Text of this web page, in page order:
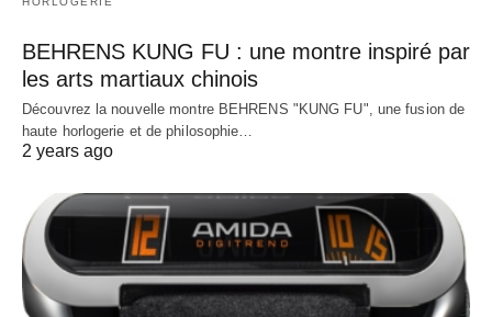
BEHRENS KUNG FU : une montre inspiré par
les arts martiaux chinois
Découvrez la nouvelle montre BEHRENS "KUNG FU", une fusion de
haute horlogerie et de philosophie…
2 years ago